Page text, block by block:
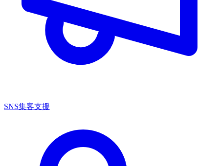
SNS集客支援